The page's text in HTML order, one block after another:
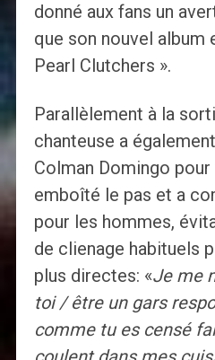
donné aux fans un
que son nouvel album
Pearl Clutchers ».
Parallèlement à la
chanteuse a
Colman Domingo pour
emboîté le pas et a
pour les hommes,
de clienage habituels
plus directes: «Je me
toi / être un gars
comme tu es censé